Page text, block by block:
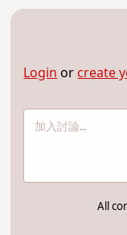
Loginorcreate
All